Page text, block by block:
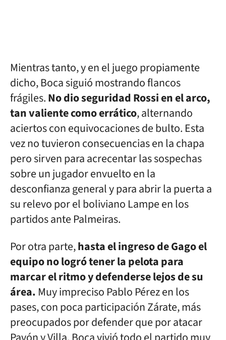
Mientras tanto, y en el juego propiamente
dicho, Boca siguió mostrando flancos
frágiles.No dio seguridad Rossi en el arco,
tan valiente como errático, alternando
aciertos con equivocaciones de bulto. Esta
vez no tuvieron consecuencias en la chapa
pero sirven para acrecentar las sospechas
sobre un jugador envuelto en la
desconfianza general y para abrir la puerta a
su relevo por el boliviano Lampe en los
partidos ante Palmeiras.
Por otra parte,hasta el ingreso de Gago el
equipo no logró tener la pelota para
marcar el ritmo y defenderse lejos de su
área. Muy impreciso Pablo Pérez en los
pases, con poca participación Zárate, más
preocupados por defender que por atacar